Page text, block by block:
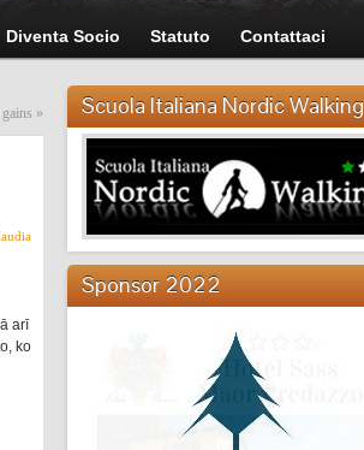
Diventa Socio Statuto Contattaci
»
arī
ko
Scuola Italiana Nordic Walking
Sponsor 2022